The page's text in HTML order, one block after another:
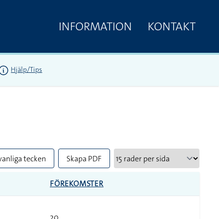
INFORMATION KONTAKT
Hjälp/Tips
tecken Skapa PDF
FÖREKOMSTER